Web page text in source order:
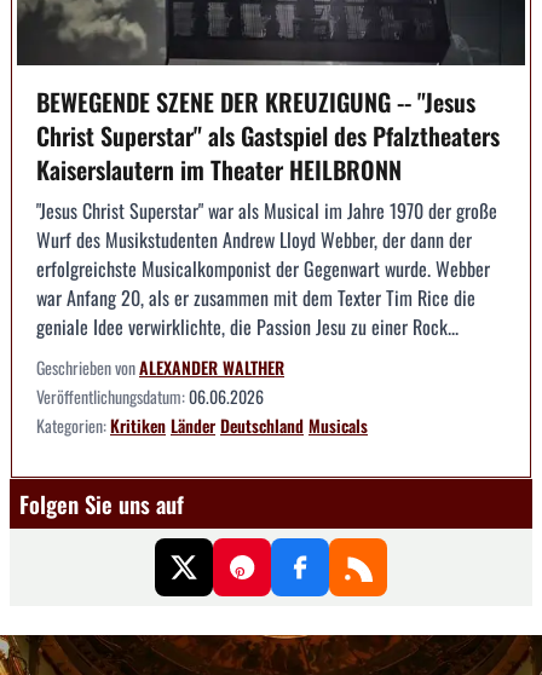
BEWEGENDE SZENE DER KREUZIGUNG -- "Jesus
Christ Superstar" als Gastspiel des Pfalztheaters
Kaiserslautern im Theater HEILBRONN
"Jesus Christ Superstar" war als Musical im Jahre 1970 der große
Wurf des Musikstudenten Andrew Lloyd Webber, der dann der
erfolgreichste Musicalkomponist der Gegenwart wurde. Webber
war Anfang 20, als er zusammen mit dem Texter Tim Rice die
geniale Idee verwirklichte, die Passion Jesu zu einer Rock...
Geschrieben vonALEXANDER WALTHER
Veröffentlichungsdatum:06.06.2026
Kategorien:KritikenLänderDeutschlandMusicals
Folgen Sie uns auf